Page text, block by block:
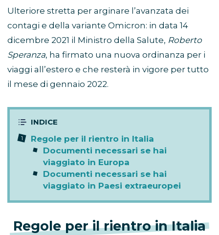
Ulteriore stretta per arginare l’avanzata dei
contagi e della variante Omicron: in data 14
dicembre 2021 il Ministro della Salute, Roberto
Speranza, ha firmato una nuova ordinanza per i
viaggi all’estero e che resterà in vigore per tutto
il mese di gennaio 2022.
Regole per il rientro in Italia
Documenti necessari se hai
viaggiato in Europa
Documenti necessari se hai
viaggiato in Paesi extraeuropei
Regole per il rientro in Italia